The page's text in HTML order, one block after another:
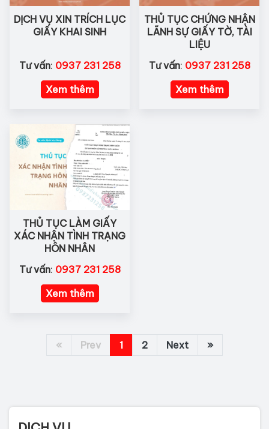
DỊCH VỤ XIN TRÍCH LỤC
GIẤY KHAI SINH
Tư vấn: 0937 231 258
Xem thêm
THỦ TỤC CHỨNG NHẬN
LÃNH SỰ GIẤY TỜ, TÀI
LIỆU
Tư vấn: 0937 231 258
Xem thêm
THỦ TỤC LÀM GIẤY
XÁC NHẬN TÌNH TRẠNG
HÔN NHÂN
Tư vấn: 0937 231 258
Xem thêm
« Prev 1 2 Next »